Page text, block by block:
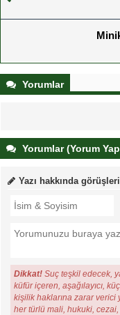
Yorumlar
Yorumlar (Yorum
Yazı hakkında
Dikkat! Suç teşkil edecek,
küfür içeren, aşağılayıcı,
kişilik haklarına zarar
her türlü mali, hukuki,